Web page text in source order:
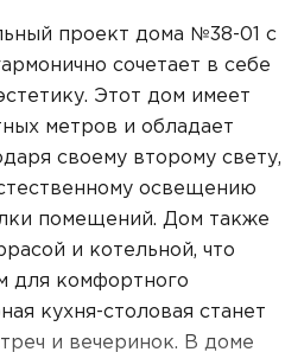
проект дома №38-01 с
сочетает в себе
Этот дом имеет
метров и обладает
своему второму свету,
освещению
помещений. Дом также
и котельной, что
для комфортного
кухня-столовая станет
и вечеринок. В доме